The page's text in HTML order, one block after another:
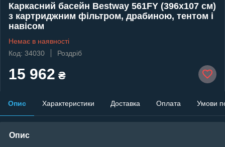
Каркасний басейн Bestway 561FY (396х107 см)
з картриджним фільтром, драбиною, тентом і
навісом
Немає в наявності
Код: 34030
Роздріб
15 962 ₴
Опис Характеристики Доставка Оплата Умови
Опис